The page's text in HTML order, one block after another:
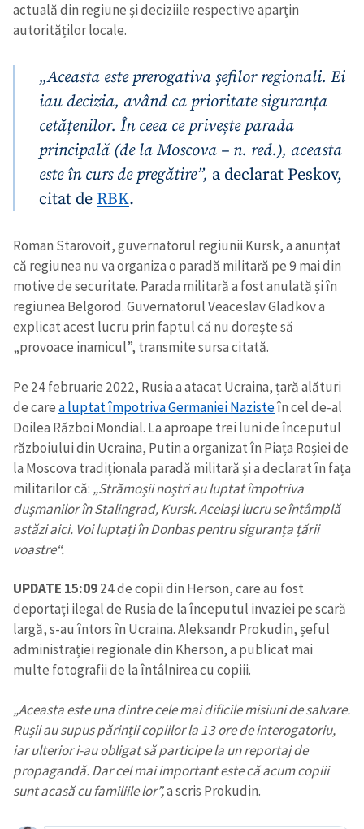
actuală din regiune și deciziile respective aparțin
autorităților locale.
„Aceasta este prerogativa șefilor regionali. Ei
iau decizia, având ca prioritate siguranța
cetățenilor. În ceea ce privește parada
principală (de la Moscova – n. red.), aceasta
este în curs de pregătire”, a declarat Peskov,
citat de RBK.
Roman Starovoit, guvernatorul regiunii Kursk, a anunțat
că regiunea nu va organiza o paradă militară pe 9 mai din
motive de securitate. Parada militară a fost anulată și în
regiunea Belgorod. Guvernatorul Veaceslav Gladkov a
explicat acest lucru prin faptul că nu dorește să
„provoace inamicul”, transmite sursa citată.
Pe 24 februarie 2022, Rusia a atacat Ucraina, țară alături
de carea luptat împotriva Germaniei Nazisteîn cel de-al
Doilea Război Mondial. La aproape trei luni de începutul
războiului din Ucraina, Putin a organizat în Piața Roșiei de
la Moscova tradiționala paradă militară și a declarat în fața
militarilor că: „Strămoșii noștri au luptat împotriva
dușmanilor în Stalingrad, Kursk. Același lucru se întâmplă
astăzi aici. Voi luptați în Donbas pentru siguranța țării
voastre“.
UPDATE 15:0924 de copii din Herson, care au fost
deportați ilegal de Rusia de la începutul invaziei pe scară
largă, s-au întors în Ucraina. Aleksandr Prokudin, șeful
administrației regionale din Kherson, a publicat mai
multe fotografii de la întâlnirea cu copiii.
„Aceasta este una dintre cele mai dificile misiuni de salvare.
Rușii au supus părinții copiilor la 13 ore de interogatoriu,
iar ulterior i-au obligat să participe la un reportaj de
propagandă. Dar cel mai important este că acum copiii
sunt acasă cu familiile lor”,a scris Prokudin.